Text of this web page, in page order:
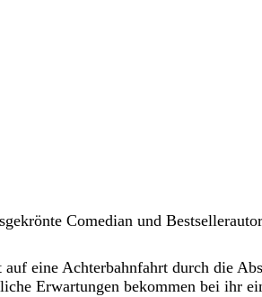
Comedian und
eine Achterbahnfahrt durch die
Erwartungen bekommen bei ihr